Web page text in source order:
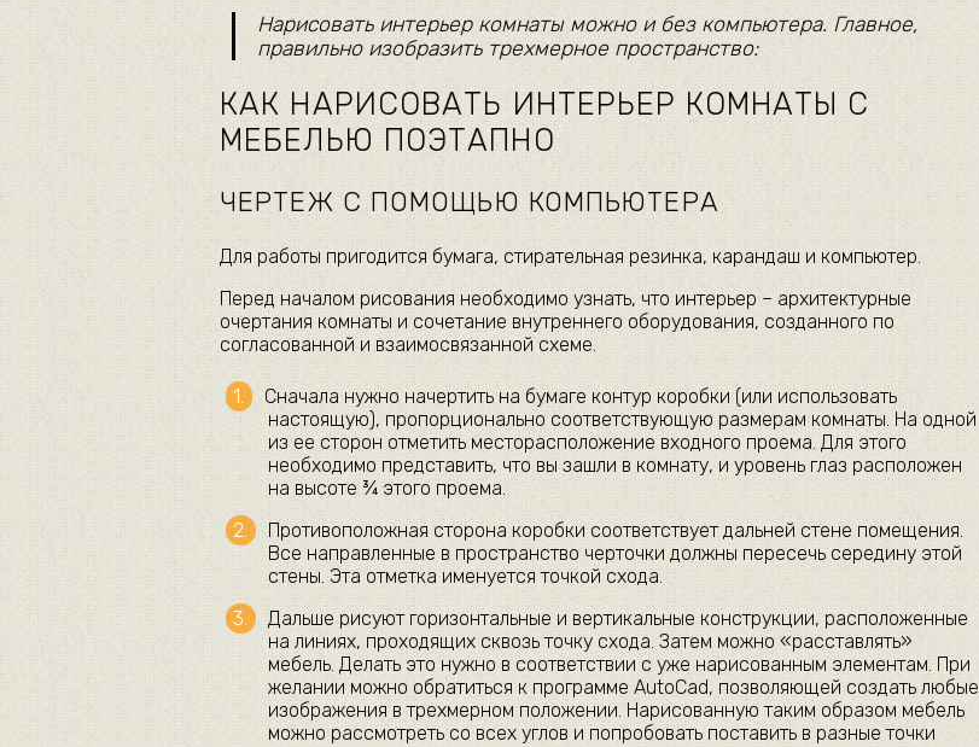
Нарисовать интерьер комнаты можно и без компьютера. Главное,
правильно изобразить трехмерное пространство:
КАК НАРИСОВАТЬ ИНТЕРЬЕР КОМНАТЫ С
МЕБЕЛЬЮ ПОЭТАПНО
ЧЕРТЕЖ С ПОМОЩЬЮ КОМПЬЮТЕРА
Для работы пригодится бумага, стирательная резинка, карандаш и компьютер.
Перед началом рисования необходимо узнать, что интерьер – архитектурные
очертания комнаты и сочетание внутреннего оборудования, созданного по
согласованной и взаимосвязанной схеме.
Сначала нужно начертить на бумаге контур коробки (или использовать
настоящую), пропорционально соответствующую размерам комнаты. На одной
из ее сторон отметить месторасположение входного проема. Для этого
необходимо представить, что вы зашли в комнату, и уровень глаз расположен
на высоте ¾ этого проема.
Противоположная сторона коробки соответствует дальней стене помещения.
Все направленные в пространство черточки должны пересечь середину этой
стены. Эта отметка именуется точкой схода.
Дальше рисуют горизонтальные и вертикальные конструкции, расположенные
на линиях, проходящих сквозь точку схода. Затем можно «расставлять»
мебель. Делать это нужно в соответствии с уже нарисованным элементам. При
желании можно обратиться к программе AutoCad, позволяющей создать любые
изображения в трехмерном положении. Нарисованную таким образом мебель
можно рассмотреть со всех углов и попробовать поставить в разные точки